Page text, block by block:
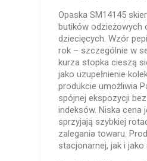
Opaska SM14145
butików odzieżowych
dziecięcych. Wzór
rok – szczególnie w
kurza stopka cieszą
jako uzupełnienie
produkcie umożliwia
spójnej ekspozycji
indeksów. Niska
sprzyjają szybkiej
zalegania towaru.
stacjonarnej, jak i jako